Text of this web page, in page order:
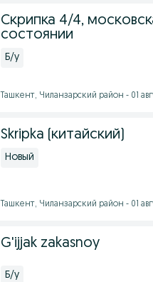
Скрипка 4/4,
состоянии
Б/у
Ташкент, Чиланзарский район - 01
Skripka (китайский)
Новый
Ташкент, Чиланзарский район - 01
G'ijjak zakasnoy
Б/у